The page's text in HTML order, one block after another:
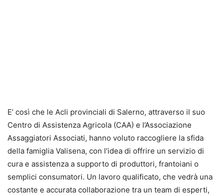
E’ così che le Acli provinciali di Salerno, attraverso il suo
Centro di Assistenza Agricola (CAA) e l’Associazione
Assaggiatori Associati, hanno voluto raccogliere la sfida
della famiglia Valisena, con l’idea di offrire un servizio di
cura e assistenza a supporto di produttori, frantoiani o
semplici consumatori. Un lavoro qualificato, che vedrà una
costante e accurata collaborazione tra un team di esperti,